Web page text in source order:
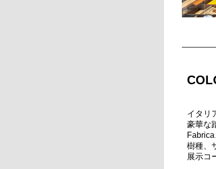
イタリ
豪華な
Fabrica
樹種、
展示コ